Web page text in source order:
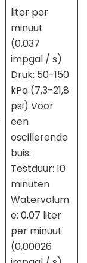
liter per
minuut
(0,037
impgal / s)
Druk: 50-150
kPa (7,3-21,8
psi) Voor
een
oscillerende
buis:
Testduur: 10
minuten
Watervolum
e: 0,07 liter
per minuut
(0,00026